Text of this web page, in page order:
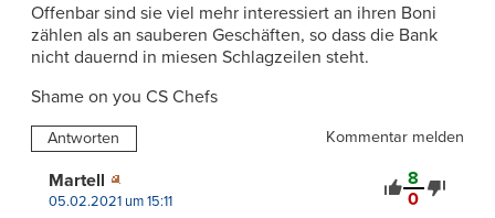
Offenbar sind sie viel mehr interessiert an ihren Boni
zählen als an sauberen Geschäften, so dass die Bank
nicht dauernd in miesen Schlagzeilen steht.
Shame on you CS Chefs
Antworten Kommentar melden
8
0
Martell
05.02.2021 um 15:11